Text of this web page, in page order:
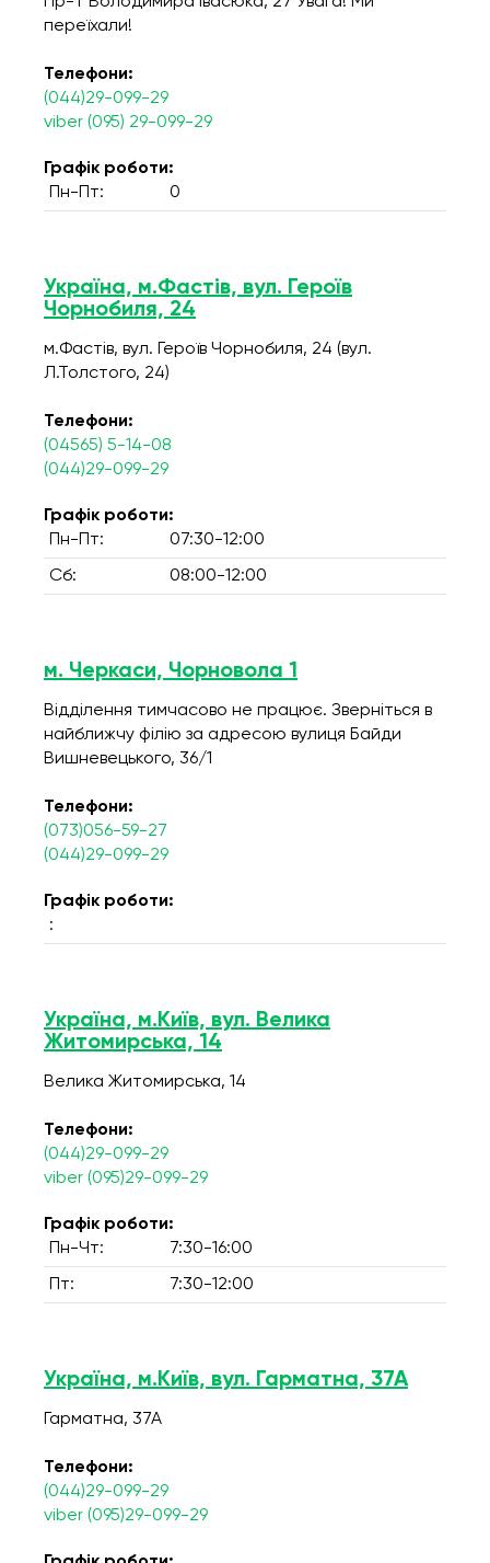
переїхали!
Телефони:
(044)29-099-29
viber (095) 29-099-29
Графік роботи:
Пн-Пт:
0
Україна, м.Фастів, вул. Героїв
Чорнобиля, 24
м.Фастів, вул. Героїв Чорнобиля, 24 (вул.
Л.Толстого, 24)
Телефони:
(04565) 5-14-08
(044)29-099-29
Графік роботи:
Пн-Пт:
07:30-12:00
Сб: 08:00-12:00
м. Черкаси, Чорновола 1
Відділення тимчасово не працює. Зверніться в
найближчу філію за адресою вулиця Байди
Вишневецького, 36/1
Телефони:
(073)056-59-27
(044)29-099-29
Графік роботи:
:
Україна, м.Київ, вул. Велика
Житомирська, 14
Велика Житомирська, 14
Телефони:
(044)29-099-29
viber (095)29-099-29
Графік роботи:
Пн-Чт:
7:30-16:00
Пт: 7:30-12:00
Україна, м.Київ, вул. Гарматна, 37А
Гарматна, 37А
Телефони:
(044)29-099-29
viber (095)29-099-29